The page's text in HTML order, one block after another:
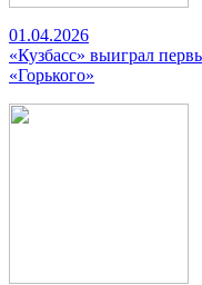
01.04.2026
«Кузбасс» выиграл
«Горького»